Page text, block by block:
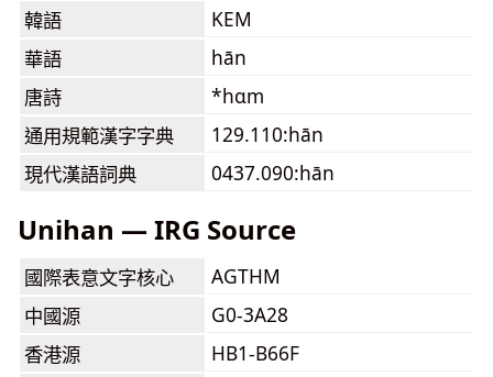
韓語
KEM
華語
hān
唐詩
*hɑm
通用規範漢字字典
129.110:hān
現代漢語詞典
0437.090:hān
Unihan — IRG Source
國際表意文字核心
AGTHM
中國源
G0-3A28
香港源
HB1-B66F